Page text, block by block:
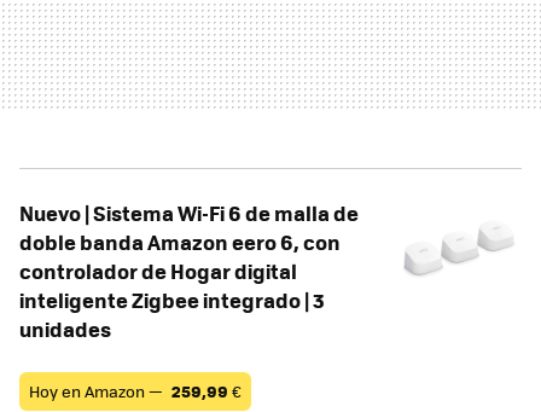
Nuevo | Sistema Wi-Fi 6 de malla de
doble banda Amazon eero 6, con
controlador de Hogar digital
inteligente Zigbee integrado | 3
unidades
Hoy en Amazon — 259,99 €